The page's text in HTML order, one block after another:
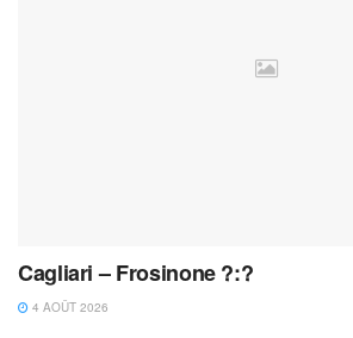
Cagliari – Frosinone ?:?
4 AOÛT 2026